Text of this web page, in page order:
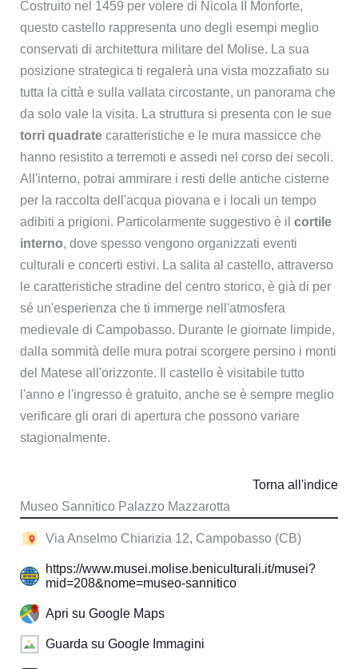
Costruito nel 1459 per volere di Nicola II Monforte,
questo castello rappresenta uno degli esempi meglio
conservati di architettura militare del Molise. La sua
posizione strategica ti regalerà una vista mozzafiato su
tutta la città e sulla vallata circostante, un panorama che
da solo vale la visita. La struttura si presenta con le sue
torri quadratecaratteristiche e le mura massicce che
hanno resistito a terremoti e assedi nel corso dei secoli.
All'interno, potrai ammirare i resti delle antiche cisterne
per la raccolta dell'acqua piovana e i locali un tempo
adibiti a prigioni. Particolarmente suggestivo è il cortile
interno, dove spesso vengono organizzati eventi
culturali e concerti estivi. La salita al castello, attraverso
le caratteristiche stradine del centro storico, è già di per
sé un'esperienza che ti immerge nell'atmosfera
medievale di Campobasso. Durante le giornate limpide,
dalla sommità delle mura potrai scorgere persino i monti
del Matese all'orizzonte. Il castello è visitabile tutto
l'anno e l'ingresso è gratuito, anche se è sempre meglio
verificare gli orari di apertura che possono variare
stagionalmente.
Museo Sannitico Palazzo Mazzarotta
Torna all'indice
Via Anselmo Chiarizia 12, Campobasso (CB)
https://www.musei.molise.beniculturali.it/musei?
mid=208&nome=museo-sannitico
Apri su Google Maps
Guarda su Google Immagini